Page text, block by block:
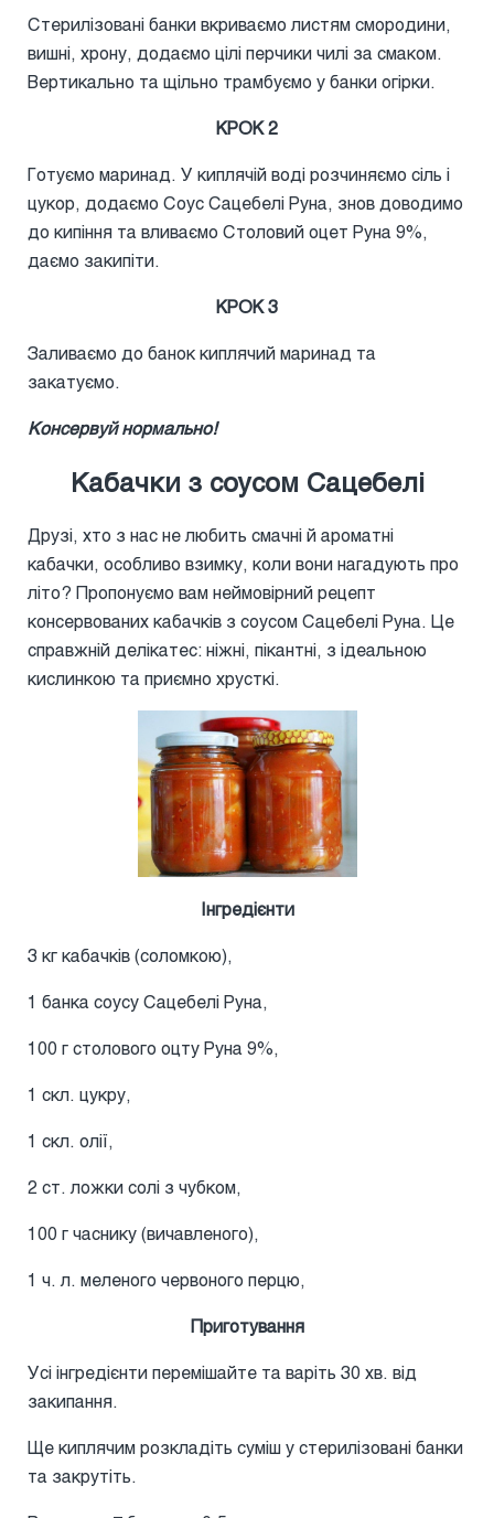
Стерилізовані банки вкриваємо листям смородини,
вишні, хрону, додаємо цілі перчики чилі за смаком.
Вертикально та щільно трамбуємо у банки огірки.
КРОК 2
Готуємо маринад. У киплячій воді розчиняємо сіль і
цукор, додаємо Соус Сацебелі Руна, знов доводимо
до кипіння та вливаємо Столовий оцет Руна 9%,
даємо закипіти.
КРОК 3
Заливаємо до банок киплячий маринад та
закатуємо.
Консервуй нормально!
Кабачки з соусом Сацебелі
Друзі, хто з нас не любить смачні й ароматні
кабачки, особливо взимку, коли вони нагадують про
літо? Пропонуємо вам неймовірний рецепт
консервованих кабачків з соусом Сацебелі Руна. Це
справжній делікатес: ніжні, пікантні, з ідеальною
кислинкою та приємно хрусткі.
Інгредієнти
3 кг кабачків (соломкою),
1 банка соусу Сацебелі Руна,
100 г столового оцту Руна 9%,
1 скл. цукру,
1 скл. олії,
2 ст. ложки солі з чубком,
100 г часнику (вичавленого),
1 ч. л. меленого червоного перцю,
Приготування
Усі інгредієнти перемішайте та варіть 30 хв. від
закипання.
Ще киплячим розкладіть суміш у стерилізовані банки
та закрутіть.